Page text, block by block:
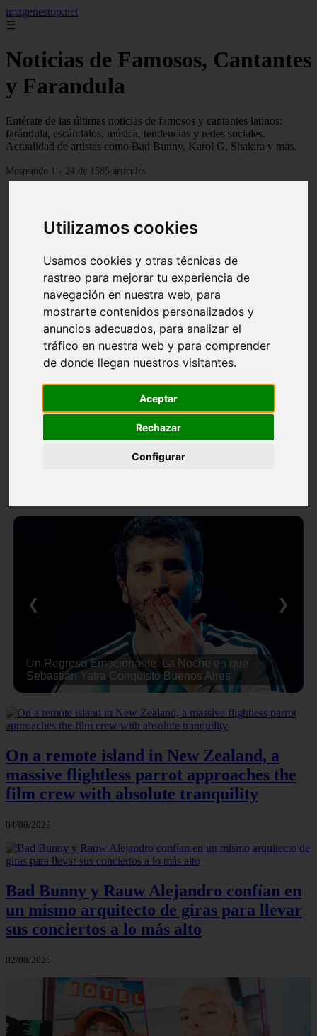
Utilizamos cookies
Usamos cookies y otras técnicas de
rastreo para mejorar tu experiencia de
navegación en nuestra web, para
mostrarte contenidos personalizados y
anuncios adecuados, para analizar el
tráfico en nuestra web y para comprender
de donde llegan nuestros visitantes.
Aceptar
Rechazar
Configurar
imagenestop.net
☰
Noticias de Famosos, Cantantes
y Farandula
Entérate de las últimas noticias de famosos y cantantes latinos:
farándula, escándalos, música, tendencias y redes sociales.
Actualidad de artistas como Bad Bunny, Karol G, Shakira y más.
Mostrando 1 - 24 de 1585 artículos
Un Regreso Emocionante: La Noche en que
Sebastián Yatra Conquistó Buenos Aires
❮ ❯
On a remote island in New Zealand, a
massive flightless parrot approaches the
film crew with absolute tranquility
04/08/2026
Bad Bunny y Rauw Alejandro confían en
un mismo arquitecto de giras para llevar
sus conciertos a lo más alto
02/08/2026